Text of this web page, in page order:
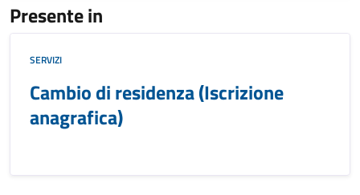
Presente in
SERVIZI
Cambio di residenza (Iscrizione
anagrafica)